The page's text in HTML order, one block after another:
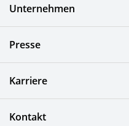
Optische Komponenten
Photovoltaiksysteme
Unternehmen
Presse
Karriere
Kontakt